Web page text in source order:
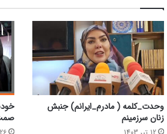
وحدت_کلمه ( مادرم_ایرانم) جنبش
زنان سرزمینم